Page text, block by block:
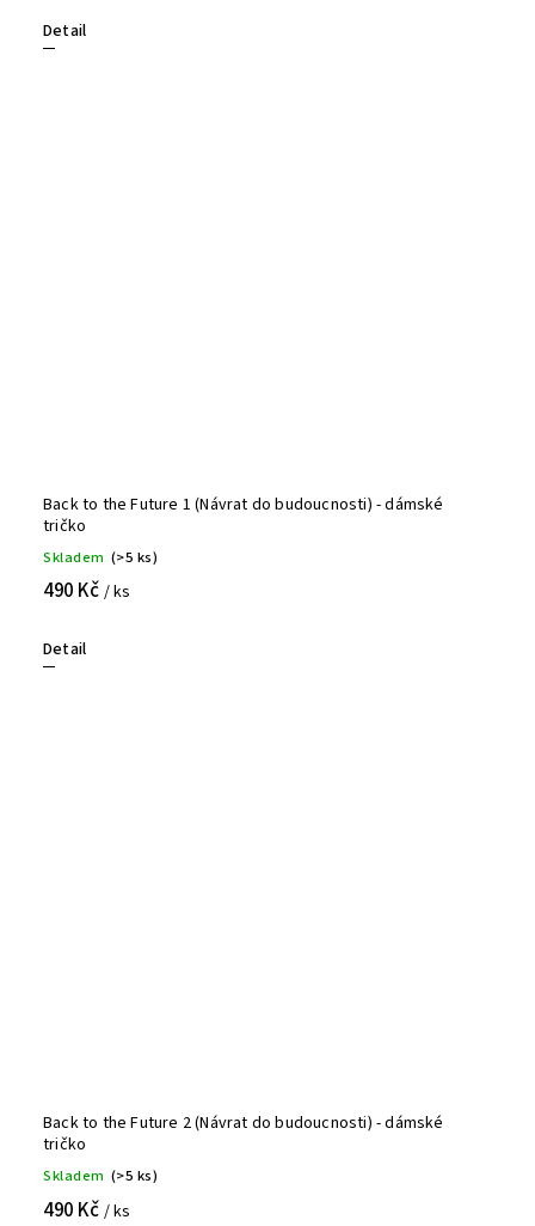
Detail
Back to the Future 1 (Návrat do budoucnosti) - dámské
tričko
Skladem (>5 ks)
490 Kč / ks
Detail
Back to the Future 2 (Návrat do budoucnosti) - dámské
tričko
Skladem (>5 ks)
490 Kč / ks